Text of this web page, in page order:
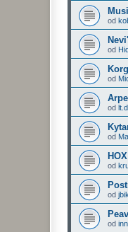
od
od
od
od
od
HOX
od
od
od